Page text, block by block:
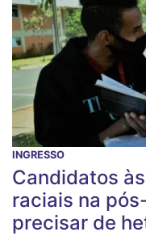
INGRESSO
Candidatos
raciais na
precisar de